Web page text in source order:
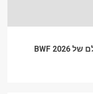
מדוע צ'ן-טו פרשה מאליפות העולם של BWF 2026